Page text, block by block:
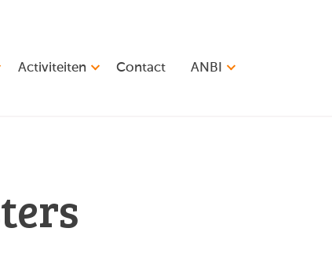
Activiteiten Contact ANBI